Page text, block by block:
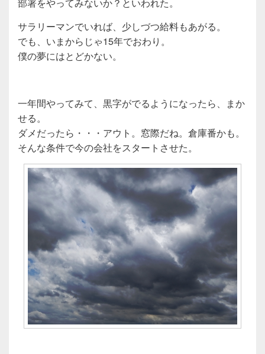
サラリーマンでいれば、少しづつ給料もあがる。
でも、いまからじゃ15年でおわり。
僕の夢にはとどかない。
一年間やってみて、黒字がでるようになったら、まか
せる。
ダメだったら・・・アウト。窓際だね。倉庫番かも。
そんな条件で今の会社をスタートさせた。